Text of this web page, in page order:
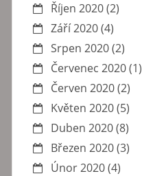
Říjen 2020(2)
Září 2020(4)
Srpen 2020(2)
Červenec 2020(1)
Červen 2020(2)
Květen 2020(5)
Duben 2020(8)
Březen 2020(3)
Únor 2020(4)